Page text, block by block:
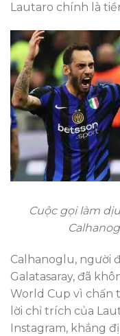
Lautaro chính là
Cuộc gọi làm
Calhanoglu, người
Galatasaray, đã
World Cup vì chấn
lời chỉ trích của
Instagram, khẳng